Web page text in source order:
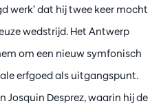
werk’ dat hij twee keer mocht
wedstrijd. Het Antwerp
om een nieuw symfonisch
erfgoed als uitgangspunt.
Josquin Desprez, waarin hij de